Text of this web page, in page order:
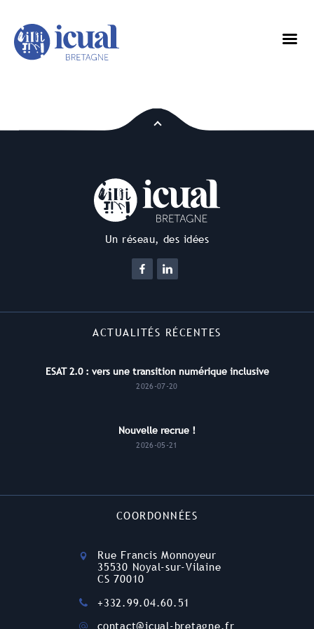
Un réseau, des idées
ACTUALITÉS RÉCENTES
ESAT 2.0 : vers une transition numérique inclusive
2026-07-20
Nouvelle recrue !
2026-05-21
COORDONNÉES
Rue Francis Monnoyeur
35530 Noyal-sur-Vilaine
CS 70010
+332.99.04.60.51
contact@icual-bretagne.fr